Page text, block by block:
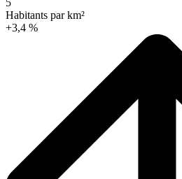
Habitants par km²
+3,4 %